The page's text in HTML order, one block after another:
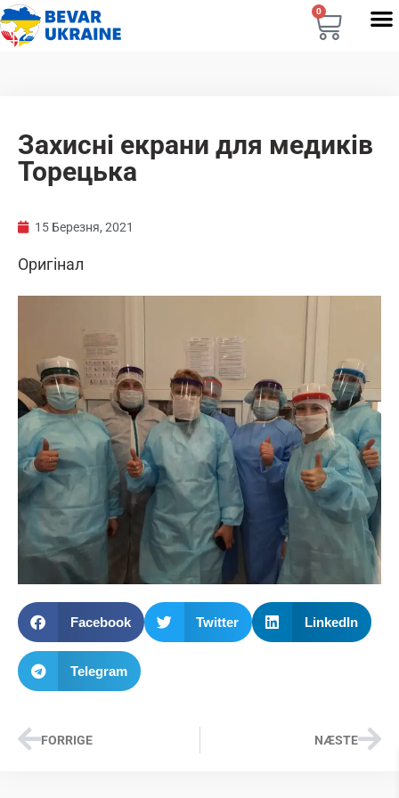
0
Захисні екрани для медиків
Торецька
15 Березня, 2021
Оригінал
Facebook Twitter LinkedIn
Telegram
FORRIGE NÆSTE